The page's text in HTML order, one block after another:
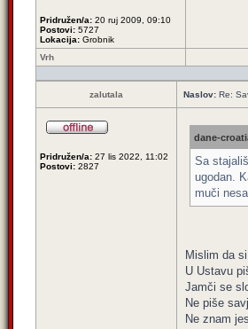
Pridružen/a: 20 ruj 2009, 09:10
Postovi: 5727
Lokacija: Grobnik
Vrh
zalutala Naslov: Re:
Pridružen/a: 27 lis 2022, 11:02
Postovi: 2827
dane-
Sa
ugodan.
muči
Mislim da
U Ustavu
Jamči se
Ne piše
Ne znam